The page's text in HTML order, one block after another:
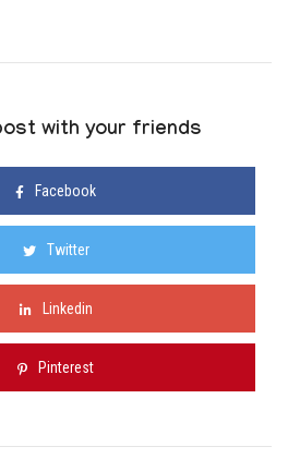
with your friends
Facebook
Twitter
Linkedin
Pinterest